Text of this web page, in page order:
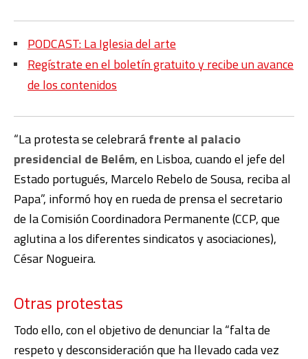
PODCAST: La Iglesia del arte
Regístrate en el boletín gratuito y recibe un avance
de los contenidos
“La protesta se celebraráfrente al palacio
presidencial de Belém, en Lisboa, cuando el jefe del
Estado portugués, Marcelo Rebelo de Sousa, reciba al
Papa”, informó hoy en rueda de prensa el secretario
de la Comisión Coordinadora Permanente (CCP, que
aglutina a los diferentes sindicatos y asociaciones),
César Nogueira.
Otras protestas
Todo ello, con el objetivo de denunciar la “falta de
respeto y desconsideración que ha llevado cada vez